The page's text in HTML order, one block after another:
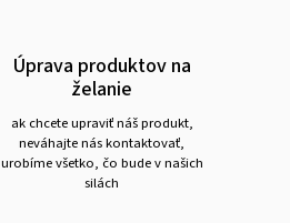
Úprava produktov na
želanie
ak chcete upraviť náš produkt,
neváhajte nás kontaktovať,
urobíme všetko, čo bude v našich
silách